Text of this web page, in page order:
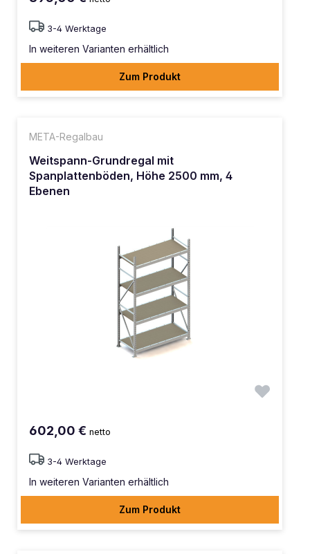
3-4 Werktage
In weiteren Varianten erhältlich
Zum Produkt
META-Regalbau
Weitspann-Grundregal mit
Spanplattenböden, Höhe 2500 mm, 4
Ebenen
602,00 € netto
3-4 Werktage
In weiteren Varianten erhältlich
Zum Produkt